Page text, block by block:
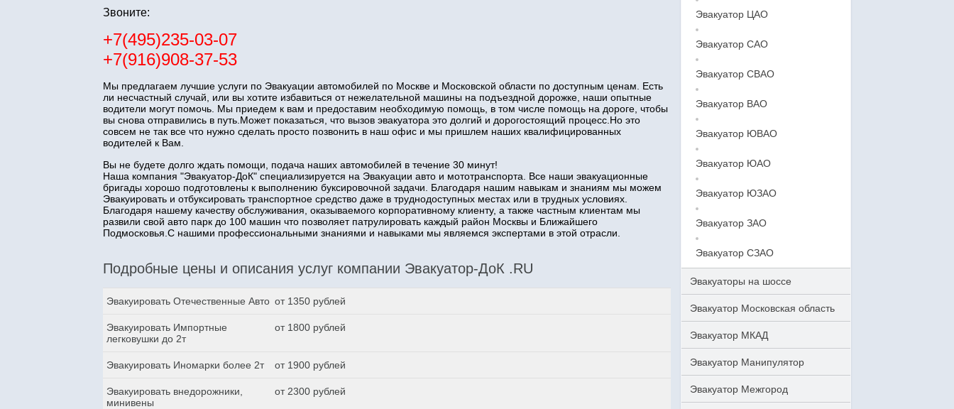
Звоните:
+7(495)235-03-07
+7(916)908-37-53
Мы предлагаем лучшие услуги по Эвакуации автомобилей по Москве и Московской области по доступным ценам. Есть
ли несчастный случай, или вы хотите избавиться от нежелательной машины на подъездной дорожке, наши опытные
водители могут помочь. Мы приедем к вам и предоставим необходимую помощь, в том числе помощь на дороге, чтобы
вы снова отправились в путь.Может показаться, что вызов эвакуатора это долгий и дорогостоящий процесс.Но это
совсем не так все что нужно сделать просто позвонить в наш офис и мы пришлем наших квалифицированных
водителей к Вам.
Вы не будете долго ждать помощи, подача наших автомобилей в течение 30 минут!
Наша компания "Эвакуатор-ДоК" специализируется на Эвакуации авто и мототранспорта. Все наши эвакуационные
бригады хорошо подготовлены к выполнению буксировочной задачи. Благодаря нашим навыкам и знаниям мы можем
Эвакуировать и отбуксировать транспортное средство даже в труднодоступных местах или в трудных условиях.
Благодаря нашему качеству обслуживания, оказываемого корпоративному клиенту, а также частным клиентам мы
развили свой авто парк до 100 машин что позволяет патрулировать каждый район Москвы и Ближайшего
Подмосковья.С нашими профессиональными знаниями и навыками мы являемся экспертами в этой отрасли.
Подробные цены и описания услуг компании Эвакуатор-ДоК .RU
Эвакуировать Отечественные Авто от 1350 рублей
Эвакуировать Импортные
легковушки до 2т
от 1800 рублей
Эвакуировать Иномарки более 2т от 1900 рублей
Эвакуировать внедорожники,
минивены
от 2300 рублей
Эвакуатор ЦАО
Эвакуатор САО
Эвакуатор СВАО
Эвакуатор ВАО
Эвакуатор ЮВАО
Эвакуатор ЮАО
Эвакуатор ЮЗАО
Эвакуатор ЗАО
Эвакуатор СЗАО
Эвакуаторы на шоссе
Эвакуатор Московская область
Эвакуатор МКАД
Эвакуатор Манипулятор
Эвакуатор Межгород